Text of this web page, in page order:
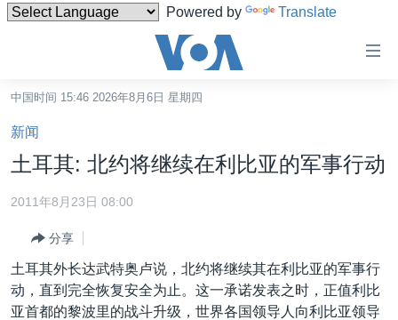
Powered by Translate
碍
链
接
跳
转
跳
转
港澳
国际
最新国际新闻
分类新闻
中国时间 15:46 2026年8月6日 星期四
新闻
土耳其: 北约将继续在利比亚的军事行动
2011年8月23日 08:00
分享
土耳其外长达武特奥卢说，北约将继续其在利比亚的军事行
动，直到完全恢复安全为止。这一承诺发表之时，正值利比
亚首都的黎波里的战斗升级，世界各国领导人向利比亚领导